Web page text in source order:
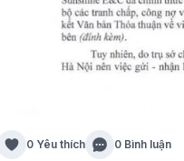
0 Yêu thích 0 Bình luận